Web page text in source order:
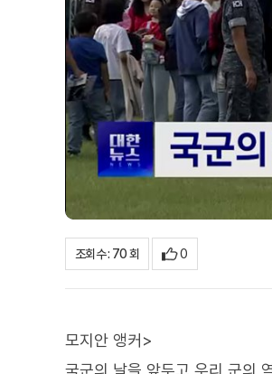
조회수 : 70 회 0
모지안 앵커>
국군의 날을 앞두고 우리 군의